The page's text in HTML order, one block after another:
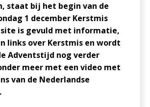
staat bij het begin van de
1 december Kerstmis
site is gevuld met informatie,
links over Kerstmis en wordt
Adventstijd nog verder
meer met een video met
van de Nederlandse